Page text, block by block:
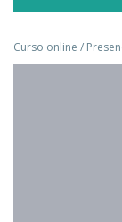
Curso online /